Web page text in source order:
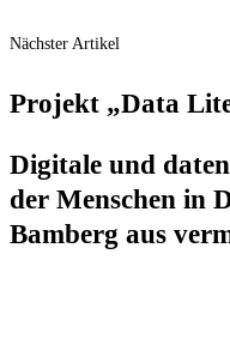
Nächster Artikel
Pro­jekt „Data
Digi­ta­le und
der Men­schen in
Bam­berg aus